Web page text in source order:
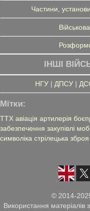
Частини,
ІНШІ
НГУ| ДПСУ|
Мітки:
ТТХ авіація артилерія
забезпечення закупівлі
символіка стрілецька зброя
© 2014-
Використання